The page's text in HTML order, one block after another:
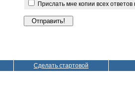
Прислать мне копии всех
Сделать стартовой